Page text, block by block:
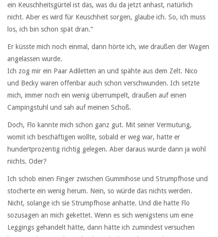
ein Keuschheitsgürtel ist das, was du da jetzt anhast, natürlich
nicht. Aber es wird für Keuschheit sorgen, glaube ich. So, ich muss
los, ich bin schon spät dran.“
Er küsste mich noch einmal, dann hörte ich, wie draußen der Wagen
angelassen wurde.
Ich zog mir ein Paar Adiletten an und spähte aus dem Zelt. Nico
und Becky waren offenbar auch schon verschwunden. Ich setzte
mich, immer noch ein wenig überrumpelt, draußen auf einen
Campingstuhl und sah auf meinen Schoß.
Doch, Flo kannte mich schon ganz gut. Mit seiner Vermutung,
womit ich beschäftigen wollte, sobald er weg war, hatte er
hundertprozentig richtig gelegen. Aber daraus wurde dann ja wohl
nichts. Oder?
Ich schob einen Finger zwischen Gummihose und Strumpfhose und
stocherte ein wenig herum. Nein, so würde das nichts werden.
Nicht, solange ich sie Strumpfhose anhatte. Und die hatte Flo
sozusagen an mich gekettet. Wenn es sich wenigstens um eine
Leggings gehandelt hätte, dann hätte ich zumindest versuchen